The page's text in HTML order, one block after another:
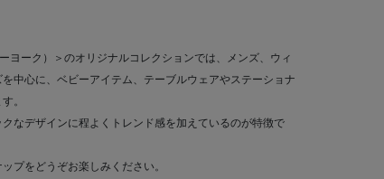
ーヨーク）＞のオリジナルコレクションでは、メンズ、ウィ
中心に、ベビーアイテム、テーブルウェアやステーショナ
。
なデザインに程よくトレンド感を加えているのが特徴で
プをどうぞお楽しみください。